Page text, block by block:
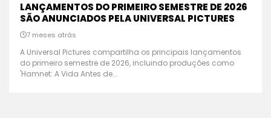
LANÇAMENTOS DO PRIMEIRO SEMESTRE DE 2026
SÃO ANUNCIADOS PELA UNIVERSAL PICTURES
7 meses atrás
A Universal Pictures compartilha os principais lançamentos
do primeiro semestre de 2026, incluindo produções como
'Hamnet: A Vida Antes de...